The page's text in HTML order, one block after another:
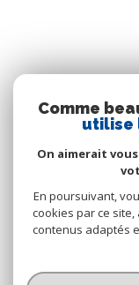
©
Comme
utilise
On aimerait
En poursuivant,
cookies par ce
contenus adaptés